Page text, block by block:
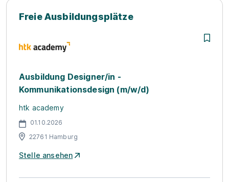
Freie Ausbildungsplätze
Ausbildung Designer/in -
Kommunikationsdesign (m/w/d)
htk academy
01.10.2026
22761 Hamburg
Stelle ansehen